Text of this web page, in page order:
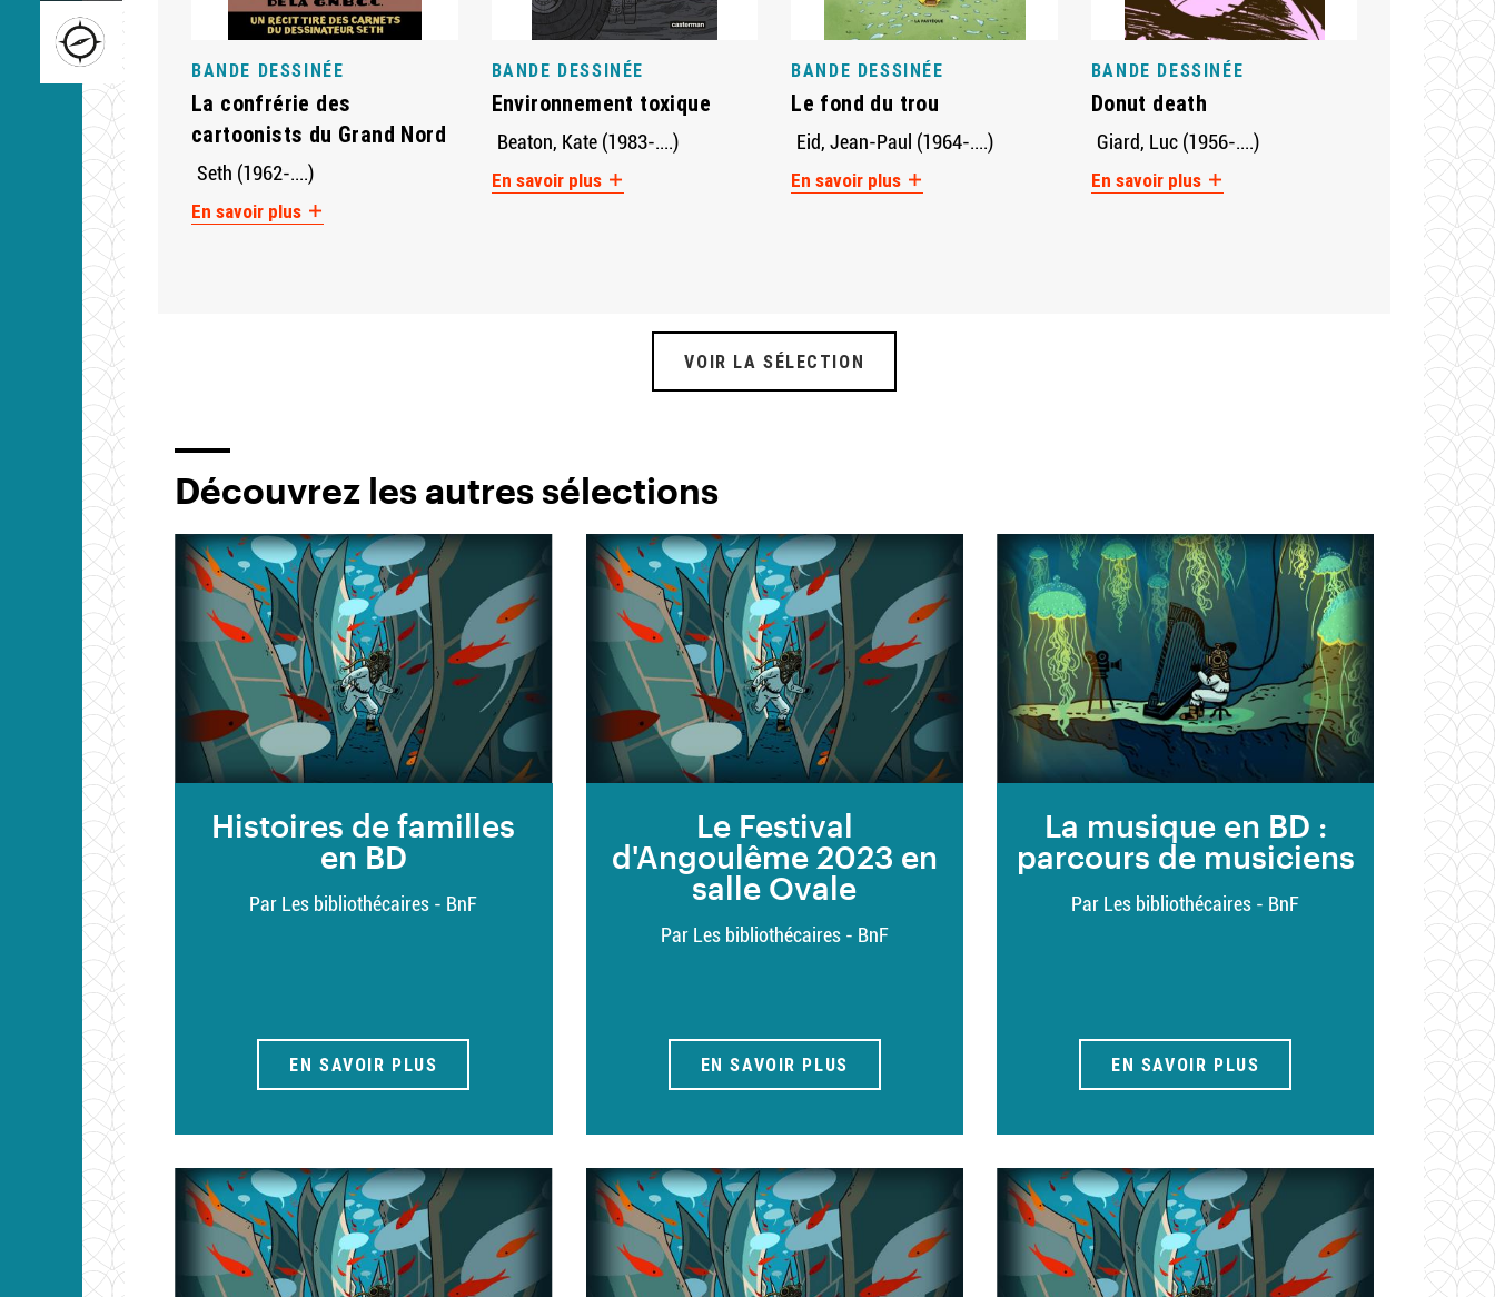
Image
BANDE DESSINÉE
La confrérie des
cartoonists du Grand Nord
Seth (1962-....)
En savoir plus
BANDE DESSINÉE
Environnement toxique
Beaton, Kate (1983-....)
En savoir plus
BANDE DESSINÉE
Le fond du trou
Eid, Jean-Paul (1964-....)
En savoir plus
BANDE DESSINÉE
Donut death
Giard, Luc (1956-....)
En savoir plus
VOIR LA SÉLECTION
Découvrez les autres sélections
Histoires de familles
en BD
Par Les bibliothécaires - BnF
EN SAVOIR PLUS
Le Festival
d'Angoulême 2023 en
salle Ovale
Par Les bibliothécaires - BnF
EN SAVOIR PLUS
La musique en BD :
parcours de musiciens
Par Les bibliothécaires - BnF
EN SAVOIR PLUS